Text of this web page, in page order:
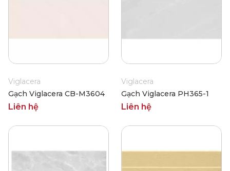
Viglacera
Gạch Viglacera CB-M3604
Liên hệ
Viglacera
Gạch Viglacera PH365-1
Liên hệ